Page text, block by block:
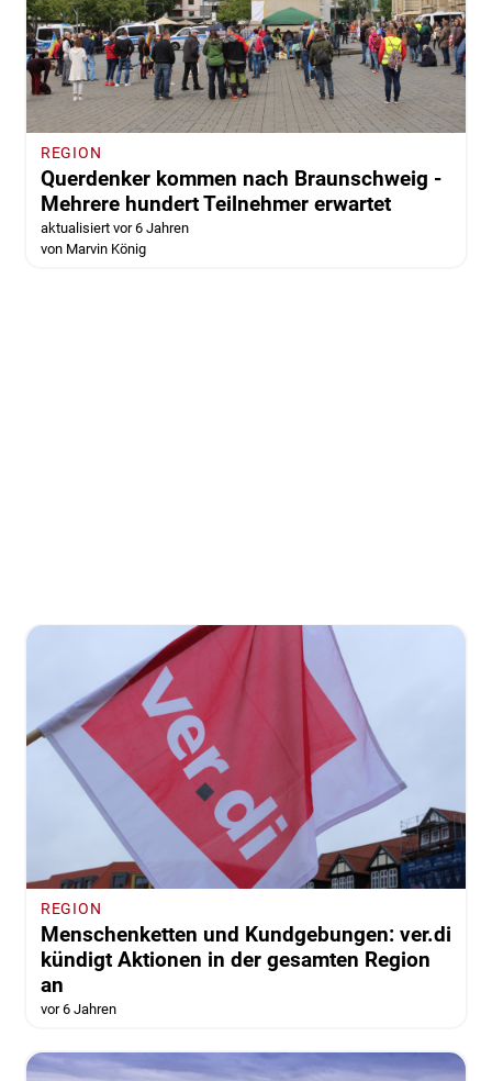
REGION
Querdenker kommen nach Braunschweig -
Mehrere hundert Teilnehmer erwartet
aktualisiert vor 6 Jahren
von Marvin König
REGION
Menschenketten und Kundgebungen: ver.di
kündigt Aktionen in der gesamten Region
an
vor 6 Jahren